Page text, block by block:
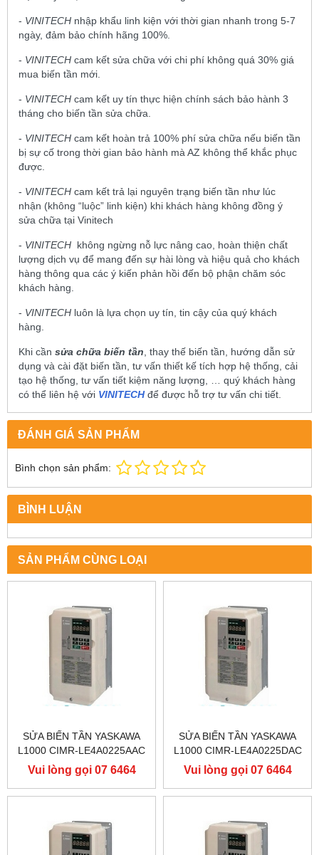
- VINITECH nhập khẩu linh kiện với thời gian nhanh trong 5-7
ngày, đảm bảo chính hãng 100%.
- VINITECH cam kết sửa chữa với chi phí không quá 30% giá
mua biến tần mới.
- VINITECH cam kết uy tín thực hiện chính sách bảo hành 3
tháng cho biến tần sửa chữa.
- VINITECH cam kết hoàn trả 100% phí sửa chữa nếu biến tần
bị sự cố trong thời gian bảo hành mà AZ không thể khắc phục
được.
- VINITECH cam kết trả lại nguyên trạng biến tần như lúc
nhận (không “luộc” linh kiện) khi khách hàng không đồng ý
sửa chữa tại Vinitech
- VINITECH không ngừng nỗ lực nâng cao, hoàn thiện chất
lượng dịch vụ để mang đến sự hài lòng và hiệu quả cho khách
hàng thông qua các ý kiến phản hồi đến bộ phận chăm sóc
khách hàng.
- VINITECH luôn là lựa chọn uy tín, tin cậy của quý khách
hàng.
Khi cần sửa chữa biến tần, thay thế biến tần, hướng dẫn sử
dụng và cài đặt biến tần, tư vấn thiết kế tích hợp hệ thống, cải
tạo hệ thống, tư vấn tiết kiệm năng lượng, … quý khách hàng
có thể liên hệ với VINITECHđể được hỗ trợ tư vấn chi tiết.
ĐÁNH GIÁ SẢN PHẨM
Bình chọn sản phẩm:
BÌNH LUẬN
SẢN PHẨM CÙNG LOẠI
SỬA BIẾN TẦN YASKAWA
L1000 CIMR-LE4A0225AAC
400V 110KW, BIẾN TẦN
YASKAWA L1000
Vui lòng gọi 07 6464
9556
SỬA BIẾN TẦN YASKAWA
L1000 CIMR-LE4A0225DAC
400V 110KW, BIẾN TẦN
YASKAWA L1000
Vui lòng gọi 07 6464
9556